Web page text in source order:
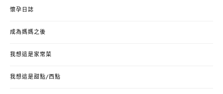
懷孕日誌
成為媽媽之後
我想這是家常菜
我想這是甜點/西點